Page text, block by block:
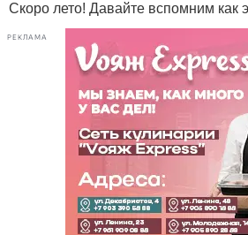
Скоро лето! Давайте вспомним как
РЕКЛАМА